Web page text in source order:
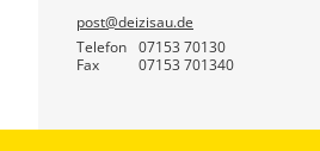
post@deizisau.de
Telefon
07153 70130
Fax 07153 701340